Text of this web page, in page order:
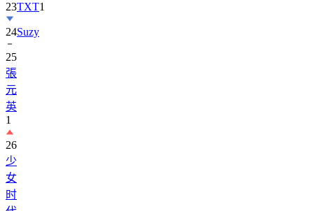
24Suzy
25
張
元
英
1
26
少
女
时
代
1